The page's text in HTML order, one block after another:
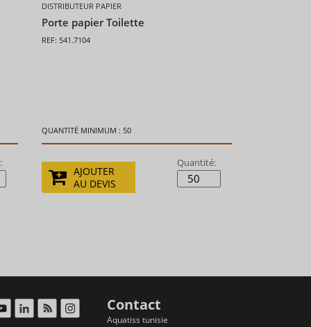
DISTRIBUTEUR PAPIER
Porte papier Toilette
REF: 541.7104
QUANTITÉ MINIMUM : 50
Quantité:
AJOUTER
AU DEVIS
Contact
Aquatiss tunisie